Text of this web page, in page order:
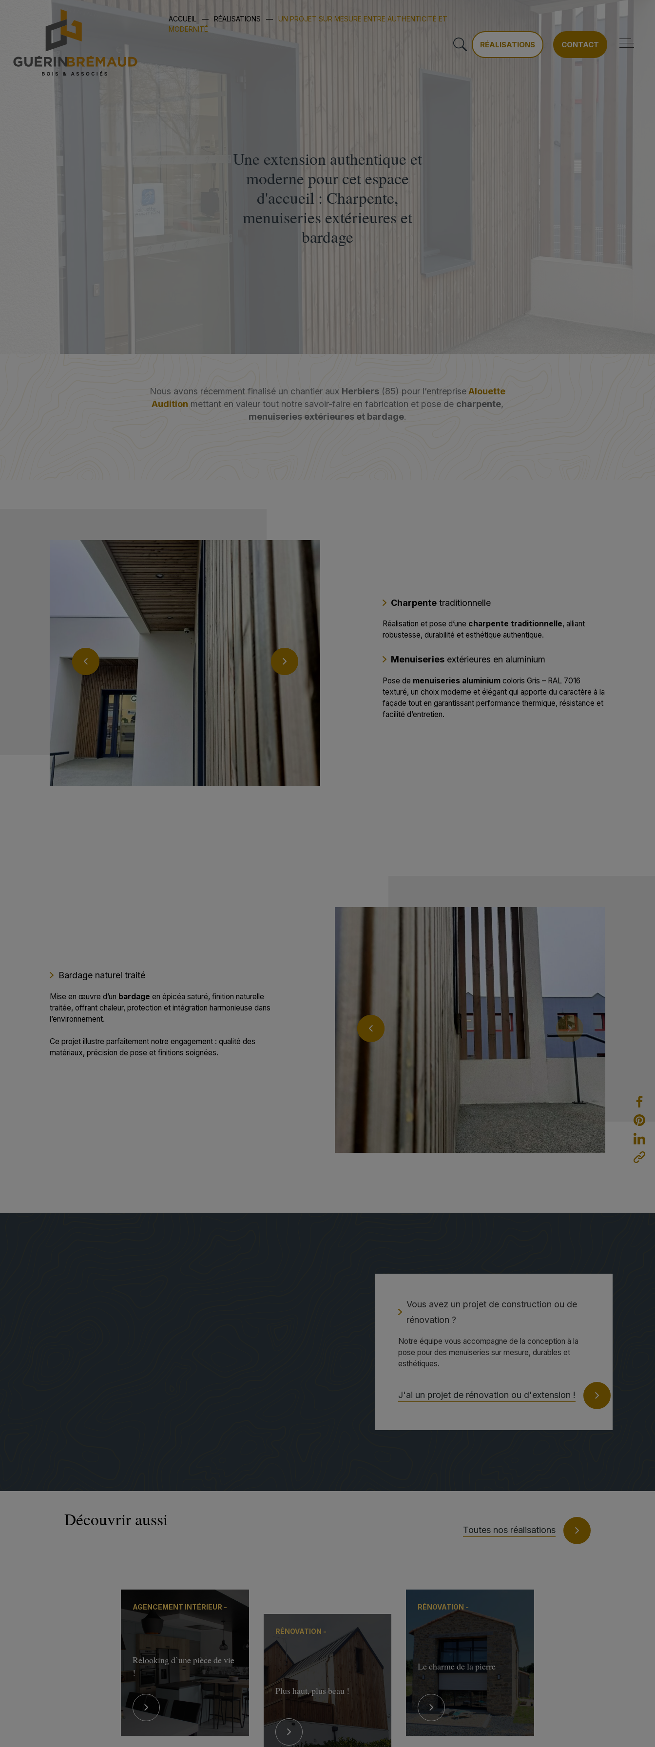
RÉALISATIONS
CONTACT
ACCUEIL — RÉALISATIONS —
UN PROJET SUR MESURE ENTRE AUTHENTICITÉ ET
MODERNITÉ
Une extension authentique et
moderne pour cet espace
d'accueil : Charpente,
menuiseries extérieures et
bardage
Nous avons récemment finalisé un chantier aux Herbiers(85) pour l’entrepriseAlouette
Audition mettant en valeur tout notre savoir-faire en fabrication et pose de charpente,
menuiseries extérieures et bardage.
Charpente traditionnelle
Réalisation et pose d’une charpente traditionnelle, alliant
robustesse, durabilité et esthétique authentique.
Menuiseries extérieures en aluminium
Pose de menuiseries aluminiumcoloris Gris – RAL 7016
texturé, un choix moderne et élégant qui apporte du caractère à la
façade tout en garantissant performance thermique, résistance et
facilité d’entretien.
Bardage naturel traité
Mise en œuvre d’un bardage en épicéa saturé, finition naturelle
traitée, offrant chaleur, protection et intégration harmonieuse dans
l’environnement.
Ce projet illustre parfaitement notre engagement : qualité des
matériaux, précision de pose et finitions soignées.
Vous avez un projet de construction ou de
rénovation ?
Notre équipe vous accompagne de la conception à la
pose pour des menuiseries sur mesure, durables et
esthétiques.
J'ai un projet de rénovation ou d'extension !
Découvrir aussi
Toutes nos réalisations
AGENCEMENT INTÉRIEUR -
Relooking d’une pièce de vie
!
RÉNOVATION -
Plus haut, plus beau !
RÉNOVATION -
Le charme de la pierre